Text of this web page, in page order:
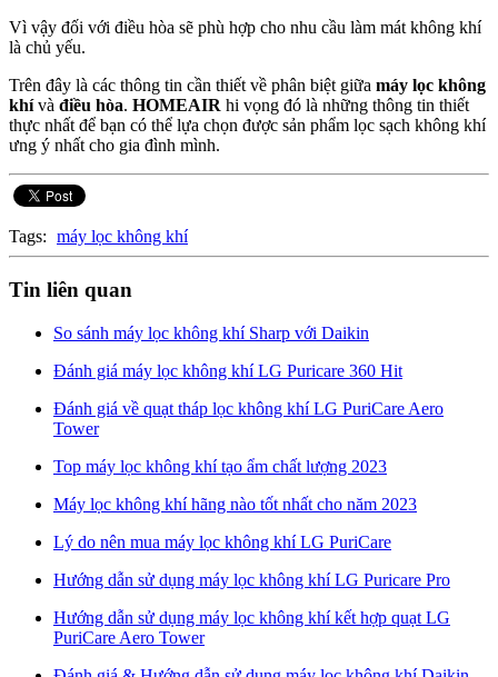
Vì vậy đối với điều hòa sẽ phù hợp cho nhu cầu làm mát không khí
là chủ yếu.
Trên đây là các thông tin cần thiết về phân biệt giữa máy lọc không
khívà điều hòa. HOMEAIR hi vọng đó là những thông tin thiết
thực nhất để bạn có thể lựa chọn được sản phẩm lọc sạch không khí
ưng ý nhất cho gia đình mình.
Tags: máy lọc không khí
Tin liên quan
So sánh máy lọc không khí Sharp với Daikin
Đánh giá máy lọc không khí LG Puricare 360 Hit
Đánh giá về quạt tháp lọc không khí LG PuriCare Aero
Tower
Top máy lọc không khí tạo ẩm chất lượng 2023
Máy lọc không khí hãng nào tốt nhất cho năm 2023
Lý do nên mua máy lọc không khí LG PuriCare
Hướng dẫn sử dụng máy lọc không khí LG Puricare Pro
Hướng dẫn sử dụng máy lọc không khí kết hợp quạt LG
PuriCare Aero Tower